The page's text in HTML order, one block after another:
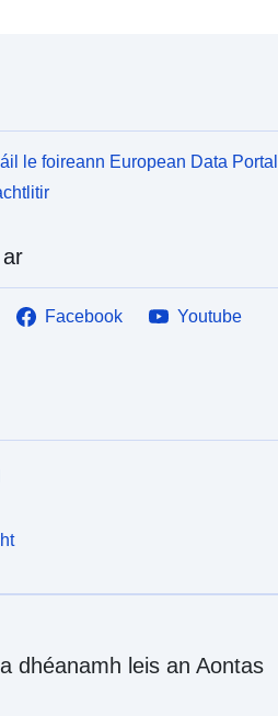
le foireann European Data Portal
Facebook
Youtube
dhéanamh leis an Aontas